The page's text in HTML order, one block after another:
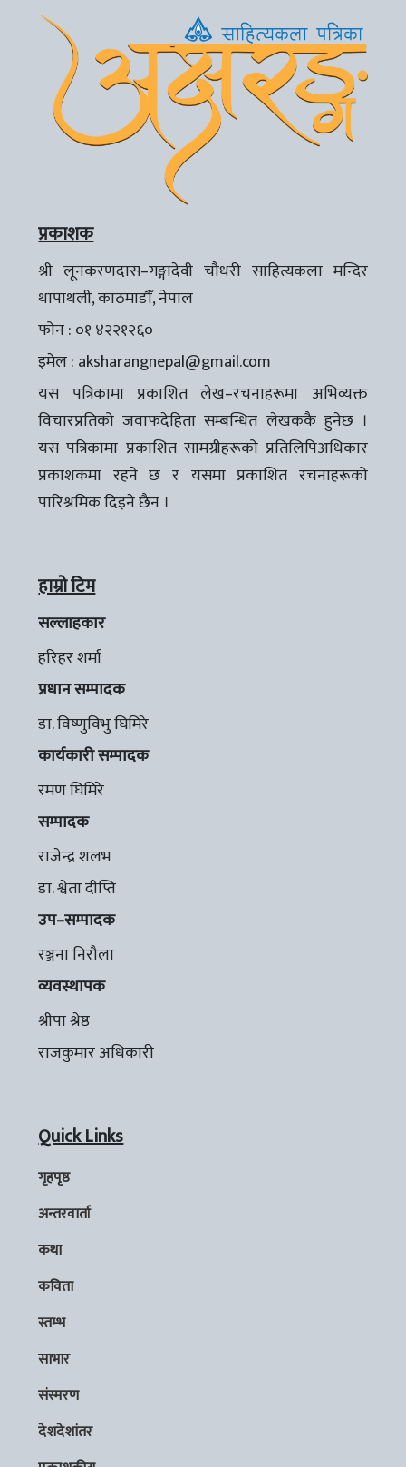
प्रकाशक
श्री लूनकरणदास–गङ्गादेवी चौधरी साहित्यकला मन्दिर
थापाथली, काठमाडौँ, नेपाल
फोन : ०१ ४२२१२६०
इमेल : aksharangnepal@gmail.com
यस पत्रिकामा प्रकाशित लेख–रचनाहरूमा अभिव्यक्त
विचारप्रतिको जवाफदेहिता सम्बन्धित लेखककै हुनेछ ।
यस पत्रिकामा प्रकाशित सामग्रीहरूको प्रतिलिपिअधिकार
प्रकाशकमा रहने छ र यसमा प्रकाशित रचनाहरूको
पारिश्रमिक दिइने छैन ।
हाम्रो टिम
सल्लाहकार
हरिहर शर्मा
प्रधान सम्पादक
डा. विष्णुविभु घिमिरे
कार्यकारी सम्पादक
रमण घिमिरे
सम्पादक
राजेन्द्र शलभ
डा. श्वेता दीप्ति
उप–सम्पादक
रञ्जना निरौला
व्यवस्थापक
श्रीपा श्रेष्ठ
राजकुमार अधिकारी
Quick Links
गृहपृष्ठ
अन्तरवार्ता
कथा
कविता
स्तम्भ
साभार
संस्मरण
देशदेशांतर